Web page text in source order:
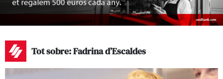
Tot sobre: Fadrina d’Escaldes